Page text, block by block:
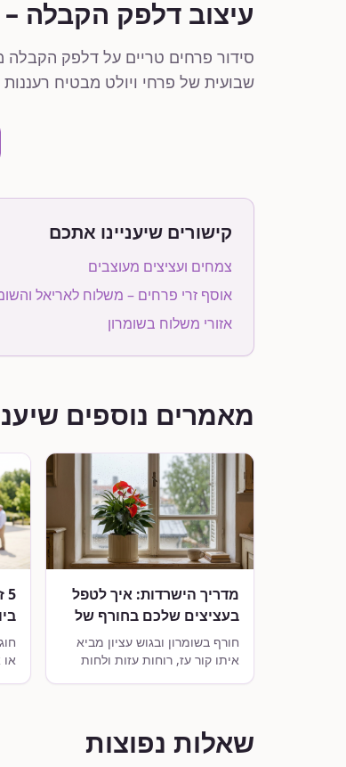
עיצוב דלפק הקבלה
סידור פרחים טריים על דלפק
שבועית של פרחי ויולט מבטיח
קישורים שיעניינו אתכם
צמחים ועציצים מעוצבים
אוסף זרי פרחים – משלוח לאריאל
אזורי משלוח בשומרון
מאמרים נוספים
מדריך הישרדות: איך לטפל
בעציצים שלכם בחורף של
השומרון?
חורף בשומרון ובגוש עציון מביא
איתו קור עז, רוחות עזות ולחות
או
שאלות נפוצות